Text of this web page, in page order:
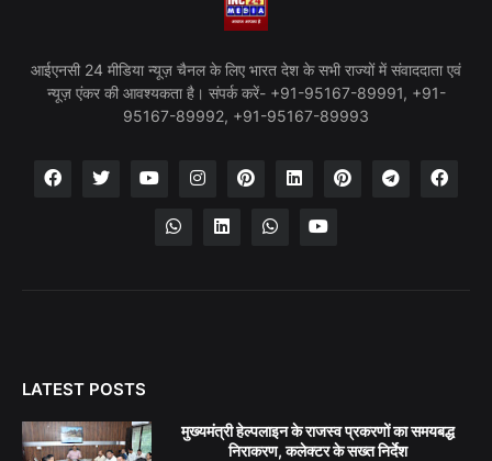
आईएनसी 24 मीडिया न्यूज़ चैनल के लिए भारत देश के सभी राज्यों में संवाददाता एवं
न्यूज़ एंकर की आवश्यकता है। संपर्क करें- +91-95167-89991, +91-
95167-89992, +91-95167-89993
LATEST POSTS
मुख्यमंत्री हेल्पलाइन के राजस्व प्रकरणों का समयबद्ध
निराकरण, कलेक्टर के सख्त निर्देश